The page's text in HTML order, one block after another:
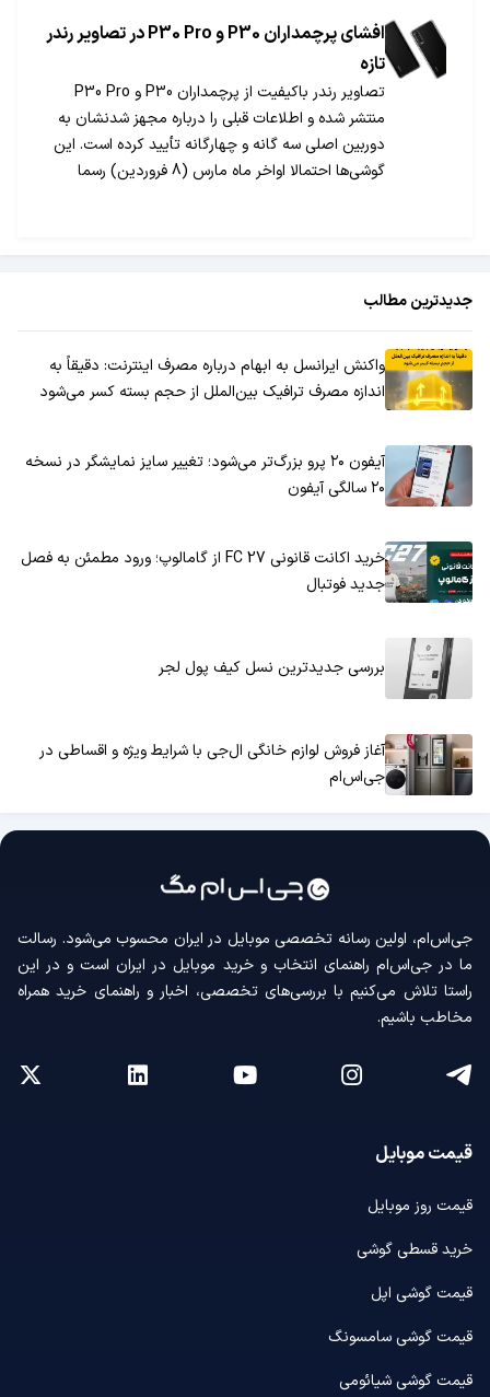
افشای پرچمداران P30 و P30 Pro در تصاویر رندر
تازه
تصاویر رندر باکیفیت از پرچمداران P30 و P30 Pro
منتشر شده و اطلاعات قبلی را درباره مجهز شدنشان به
دوربین اصلی سه گانه و چهارگانه تأیید کرده است. این
گوشی‌ها احتمالا اواخر ماه مارس (8 فروردین) رسما
جدیدترین مطالب
واکنش ایرانسل به ابهام درباره مصرف اینترنت: دقیقاً به
اندازه مصرف ترافیک بین‌الملل از حجم بسته کسر می‌شود
آیفون ۲۰ پرو بزرگ‌تر می‌شود؛ تغییر سایز نمایشگر در نسخه
۲۰ سالگی آیفون
خرید اکانت قانونی FC 27 از گامالوپ؛ ورود مطمئن به فصل
جدید فوتبال
بررسی جدیدترین نسل کیف پول لجر
آغاز فروش لوازم خانگی ال‌جی با شرایط ویژه و اقساطی در
جی‌اس‌ام
جی‌اس‌ام، اولین رسانه‌ تخصصی موبایل در ایران محسوب می‌شود. رسالت
ما در جی‌اس‌ام راهنمای انتخاب و خرید موبایل در ایران است و در این
راستا تلاش می‌کنیم با بررسی‌های تخصصی، اخبار و راهنمای خرید همراه
مخاطب باشیم.
قیمت موبایل
قیمت روز موبایل
خرید قسطی گوشی
قیمت گوشی اپل
قیمت گوشی سامسونگ
قیمت گوشی شیائومی